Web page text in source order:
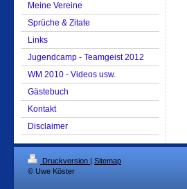
Meine Vereine
Sprüche & Zitate
Links
Jugendcamp - Teamgeist 2012
WM 2010 - Videos usw.
Gästebuch
Kontakt
Disclaimer
Druckversion | Sitemap
© Uwe Köster